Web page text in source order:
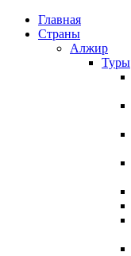
Главная
Страны
Алжир
Туры